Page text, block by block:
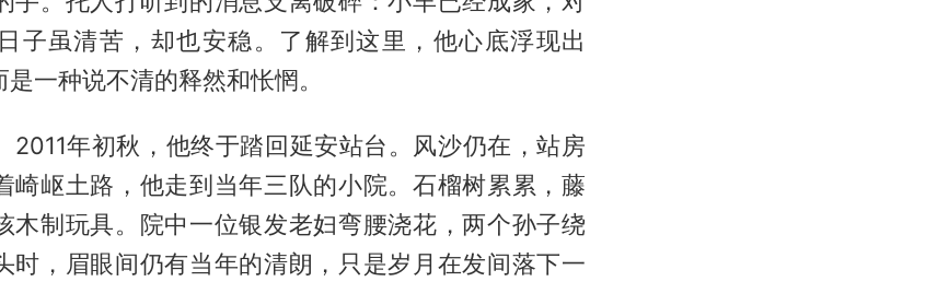
子虽清苦，却也安稳。了解到这里，他心底浮现出
一种说不清的释然和怅惘。
2011年初秋，他终于踏回延安站台。风沙仍在，站房
崎岖土路，他走到当年三队的小院。石榴树累累，藤
木制玩具。院中一位银发老妇弯腰浇花，两个孙子绕
时，眉眼间仍有当年的清朗，只是岁月在发间落下一